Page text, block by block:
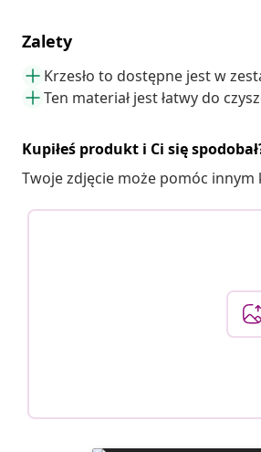
Zalety
Krzesło to dostępne jest w
Ten materiał jest łatwy do
Kupiłeś produkt i Ci się
Twoje zdjęcie może pomóc